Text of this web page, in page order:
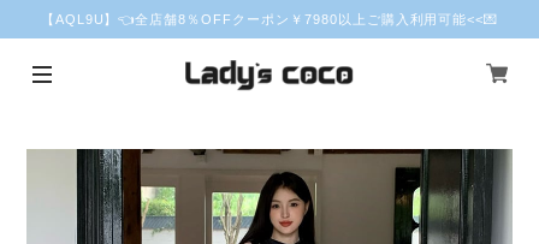
【AQL9U】👈全店舗8％OFFクーポン￥7980以上ご購入利用可能<<💌